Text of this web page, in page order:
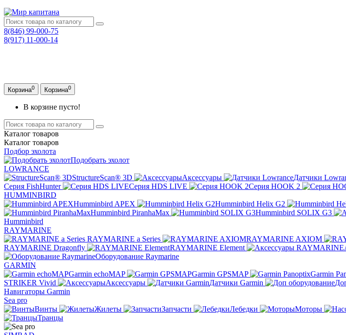
8(846) 99-000-75
8(917) 11-000-14
Корзина0 Корзина0
В корзине пусто!
Каталог товаров
Каталог товаров
Подбор эхолота
Подобрать эхолот
LOWRANCE
StructureScan® 3D
Аксессуары Датчики
Серия FishHunter
Серия HDS LIVE Серия HOOK 2
HUMMINBIRD
Humminbird APEX
Humminbird Helix G2
Humminbird PiranhaMax
Humminbird SOLIX G3
Humminbird
RAYMARINE
RAYMARINE a Series
RAYMARINE AXIOM
RAYMARINE Dragonfly
RAYMARINE Element
Оборудование Raymarine
GARMIN
Garmin echoMAP
Garmin GPSMAP Garmin
STRIKER Vivid
Аксессуары Датчики Garmin
Навигаторы Garmin
Sea pro
Винты
Жилеты Запчасти Лебедки Моторы
Транцы